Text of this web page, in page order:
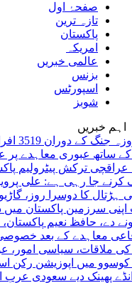
صفحۂ اول
تازہ ترین
پاکستان
امریکہ
عالمی خبریں
بزنس
اسپورٹس
شوبز
اہم خبریں
ایران کی 40 روزہ جنگ
عبوری معاہدے پر
ترکش پیٹرولیم
رہی ہے: علی پرویز
کا دوسرا روز، گاڑیوں
پاکستان میں
حافظ نعیمپاکستان،
کے بعد خصوصی
سیاسی امور، عوامی
میں اپوزیشن رکن اسمبلی
دیےسعودی عرب اور